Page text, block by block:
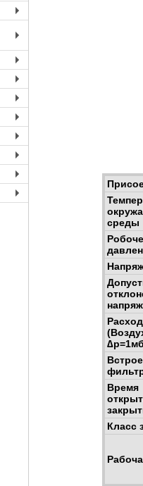
+
+
+
+
+
+
+
+
+
+
+
среды
Расход
Время
Класс